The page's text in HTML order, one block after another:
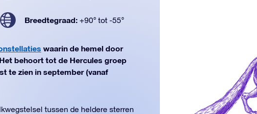
Breedtegraad: +90° tot -55°
waarin de hemel door
behoort tot de Hercules groep
te zien in september (vanaf
tussen de heldere sterren